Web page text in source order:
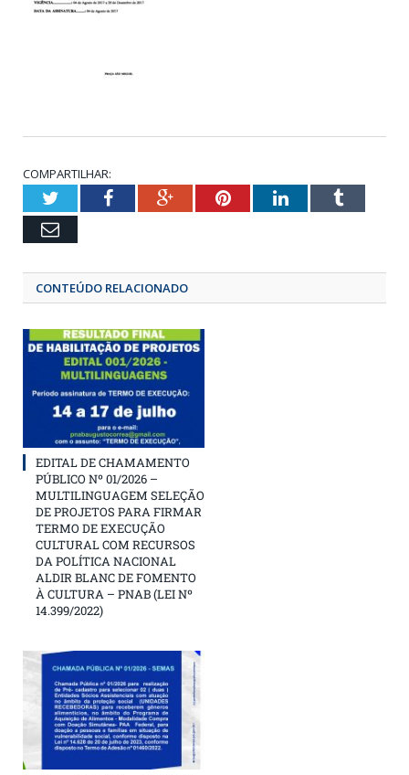
COMPARTILHAR:
TwitterFacebookGoogle+Pinterest
LinkedIn
Email
CONTEÚDO RELACIONADO
EDITAL DE CHAMAMENTO
PÚBLICO Nº 01/2026 –
MULTILINGUAGEM SELEÇÃO
DE PROJETOS PARA FIRMAR
TERMO DE EXECUÇÃO
CULTURAL COM RECURSOS
DA POLÍTICA NACIONAL
ALDIR BLANC DE FOMENTO
À CULTURA – PNAB (LEI Nº
14.399/2022)